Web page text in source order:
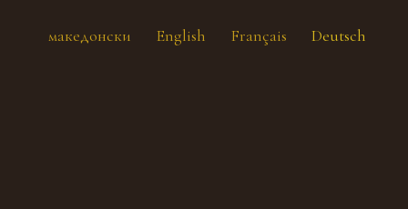
македонски English Français Deutsch